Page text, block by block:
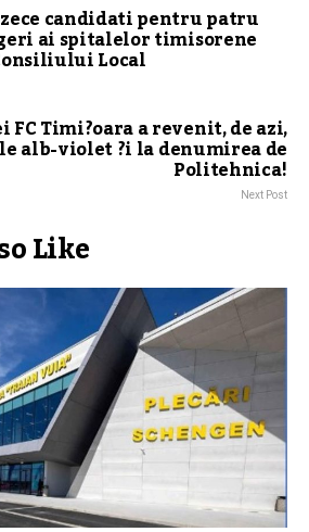
candidati pentru patru
ai spitalelor timisorene
Local
Timi?oara a revenit, de azi,
alb-violet ?i la denumirea de
Politehnica!
Next Post
Like